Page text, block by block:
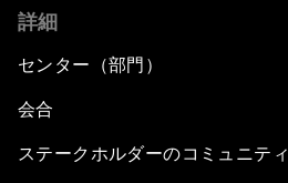
詳細
センター（部門）
会合
ステークホルダーのコミュニティ